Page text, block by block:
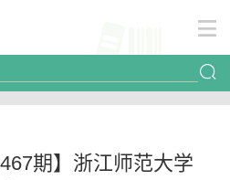
期】浙江师范大学